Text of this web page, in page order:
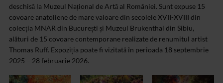
deschisă la Muzeul Național de Artă al României. Sunt expuse 15
covoare anatoliene de mare valoare din secolele XVII-XVIII din
colecția MNAR din București și Muzeul Brukenthal din Sibiu,
alături de 15 covoare contemporane realizate de renumitul artist
Thomas Ruff. Expoziția poate fi vizitată în perioada 18 septembrie
2025 – 28 februarie 2026.